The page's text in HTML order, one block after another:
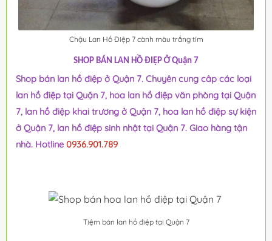
Chậu Lan Hồ Điệp 7 cành màu trắng tím
SHOP BÁN LAN HỒ ĐIỆP Ở Quận 7
Shop bán lan hồ điệp ở Quận 7. Chuyên cung câp các loại
lan hồ điệp tại Quận 7, hoa lan hồ điệp văn phòng tại Quận
7, lan hồ điệp khai trương ở Quận 7, hoa lan hồ điệp sự kiện
ở Quận 7, lan hồ điệp sinh nhật tại Quận 7. Giao hàng tận
nhà. Hotline 0936.901.789
Tiệm bán lan hồ điệp tại Quận 7